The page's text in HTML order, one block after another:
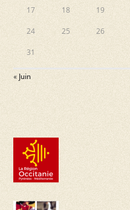
17 18 19
24 25 26
31
« Juin